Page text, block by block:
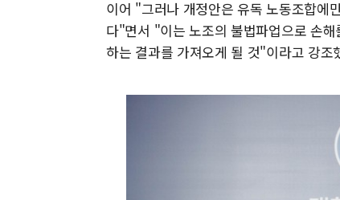
이어 "그러나 개정안은 유독 노동조합에
다"면서 "이는 노조의 불법파업으로 손
하는 결과를 가져오게 될 것"이라고 강조